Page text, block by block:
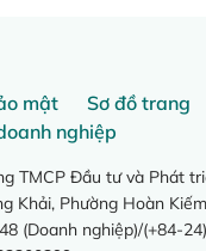
mật Sơ đồ trang
nghiệp
TMCP Đầu tư và Phát
Khải, Phường Hoàn
(Doanh nghiệp)/(+84-